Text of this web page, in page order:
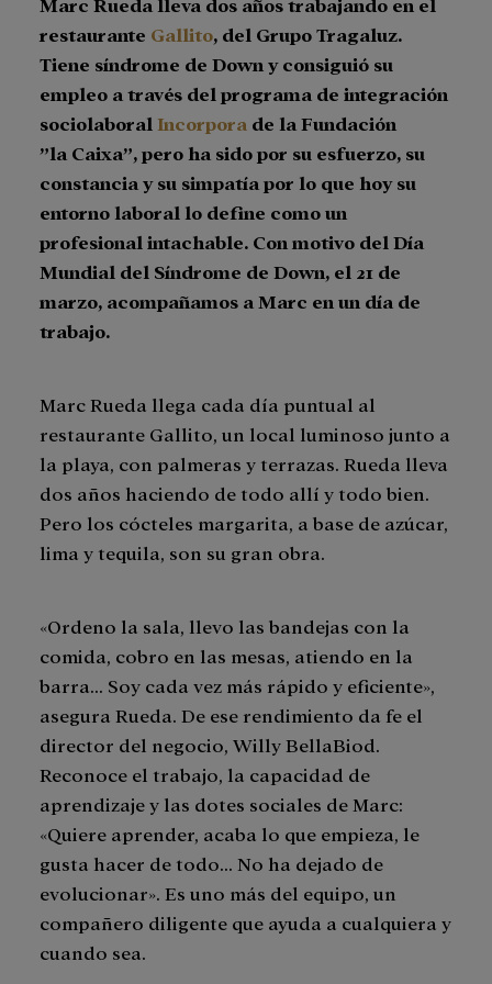
restaurante Gallito, del Grupo Tragaluz.
Tiene síndrome de Down y consiguió su
empleo a través del programa de integración
sociolaboral Incorpora de la Fundación
”la Caixa”, pero ha sido por su esfuerzo, su
constancia y su simpatía por lo que hoy su
entorno laboral lo define como un
profesional intachable. Con motivo del Día
Mundial del Síndrome de Down, el 21 de
marzo, acompañamos a Marc en un día de
trabajo.
Marc Rueda llega cada día puntual al
restaurante Gallito, un local luminoso junto a
la playa, con palmeras y terrazas. Rueda lleva
dos años haciendo de todo allí y todo bien.
Pero los cócteles margarita, a base de azúcar,
lima y tequila, son su gran obra.
«Ordeno la sala, llevo las bandejas con la
comida, cobro en las mesas, atiendo en la
barra... Soy cada vez más rápido y eficiente»,
asegura Rueda. De ese rendimiento da fe el
director del negocio, Willy BellaBiod.
Reconoce el trabajo, la capacidad de
aprendizaje y las dotes sociales de Marc:
«Quiere aprender, acaba lo que empieza, le
gusta hacer de todo… No ha dejado de
evolucionar». Es uno más del equipo, un
compañero diligente que ayuda a cualquiera y
cuando sea.